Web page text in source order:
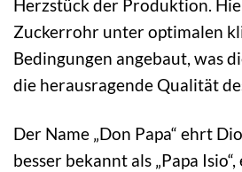
Herzstück der Produktion.
Zuckerrohr unter optimalen
Bedingungen angebaut, was
die herausragende Qualität
Der Name „Don Papa“ ehrt
besser bekannt als „Papa